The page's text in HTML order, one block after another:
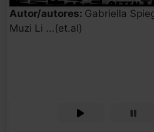
Autor/autores: Gabriella
Muzi Li ...(et.al)